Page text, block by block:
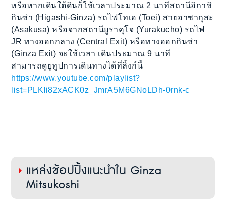
หรือหากเดินใต้ดินก็ใช้เวลาประมาณ 2 นาทีสถานีฮิกาชิ
กินซ่า (Higashi-Ginza) รถไฟโทเอ (Toei) สายอาซากุสะ
(Asakusa) หรือจากสถานียูราคุโจ (Yurakucho) รถไฟ
JR ทางออกกลาง (Central Exit) หรือทางออกกินซ่า
(Ginza Exit) จะใช้เวลา เดินประมาณ 9 นาที
สามารถดูยูทูปการเดินทางได้ที่ลิ้งก์นี้
https://www.youtube.com/playlist?
list=PLKIi82xACK0z_JmrA5M6GNoLDh-0rnk-c
แหล่งช้อปปิ้งแนะนำใน Ginza
Mitsukoshi